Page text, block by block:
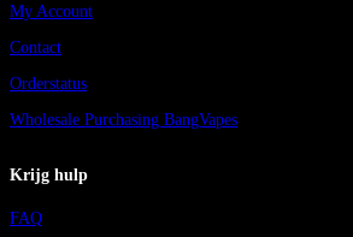
My Account
Contact
Orderstatus
Wholesale Purchasing BangVapes
Krijg hulp
FAQ